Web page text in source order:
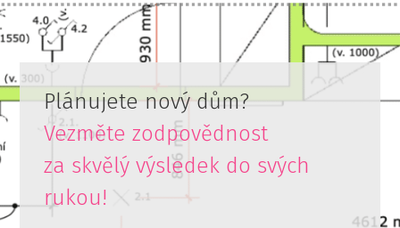
Plánujete nový dům?
Vezměte zodpovědnost
za skvělý výsledek do svých
rukou!